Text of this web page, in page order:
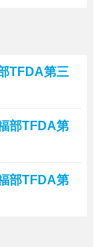
TFDA第三
部TFDA第
部TFDA第